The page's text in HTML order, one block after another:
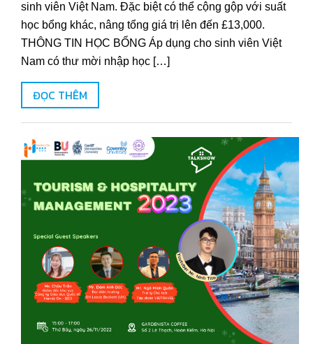
sinh viên Việt Nam. Đặc biệt có thể cộng gộp với suất
học bổng khác, nâng tổng giá trị lên đến £13,000.
THÔNG TIN HỌC BỔNG Áp dụng cho sinh viên Việt
Nam có thư mời nhập học […]
ĐỌC THÊM